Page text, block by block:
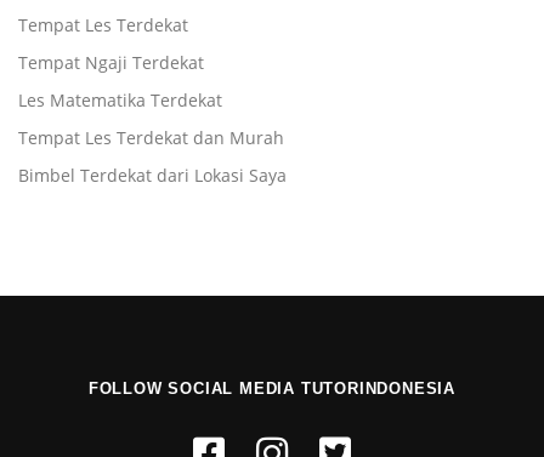
Tempat Les Terdekat
Tempat Ngaji Terdekat
Les Matematika Terdekat
Tempat Les Terdekat dan Murah
Bimbel Terdekat dari Lokasi Saya
FOLLOW SOCIAL MEDIA TUTORINDONESIA